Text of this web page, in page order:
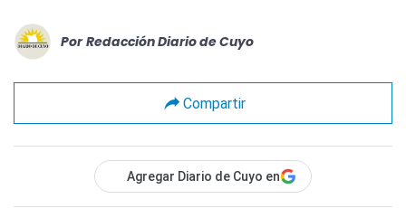
Por Redacción Diario de Cuyo
Compartir
Agregar Diario de Cuyo en